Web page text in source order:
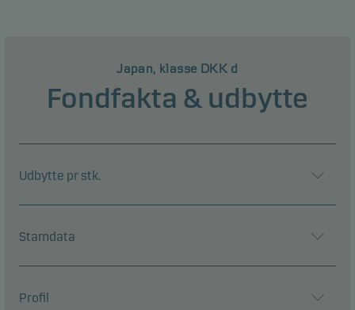
Japan, klasse DKK d
Fondfakta & udbytte
Udbytte pr stk.
Stamdata
Profil